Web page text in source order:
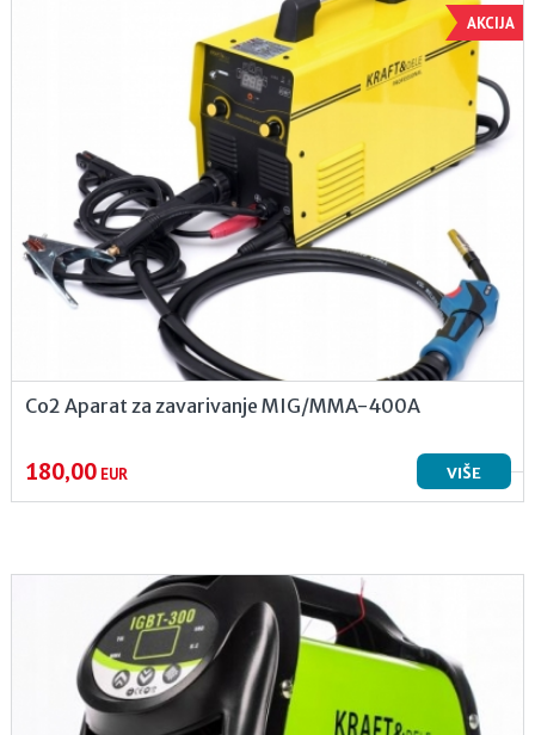
AKCIJA
Co2 Aparat za zavarivanje MIG/MMA-400A
180,00EUR VIŠE